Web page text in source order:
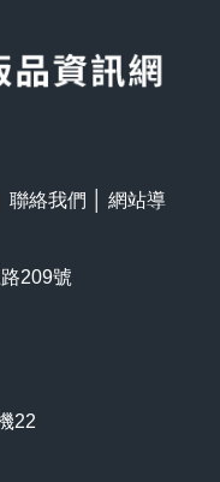
聯絡我們
網站導
209號
22